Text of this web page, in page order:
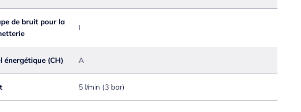
de bruit pour la
I
énergétique (CH) A
5 l/min (3 bar)